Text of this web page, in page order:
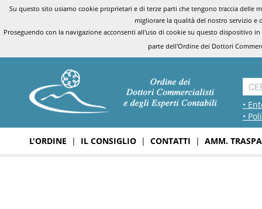
Su questo sito usiamo cookie proprietari e di terze parti che tengono traccia
migliorare la qualità del nostro servizio e
Proseguendo con la navigazione acconsenti all'uso di cookie su questo dispositivo
parte dell'Ordine dei Dottori
•
•
L'ORDINE | IL CONSIGLIO | CONTATTI | AMM.